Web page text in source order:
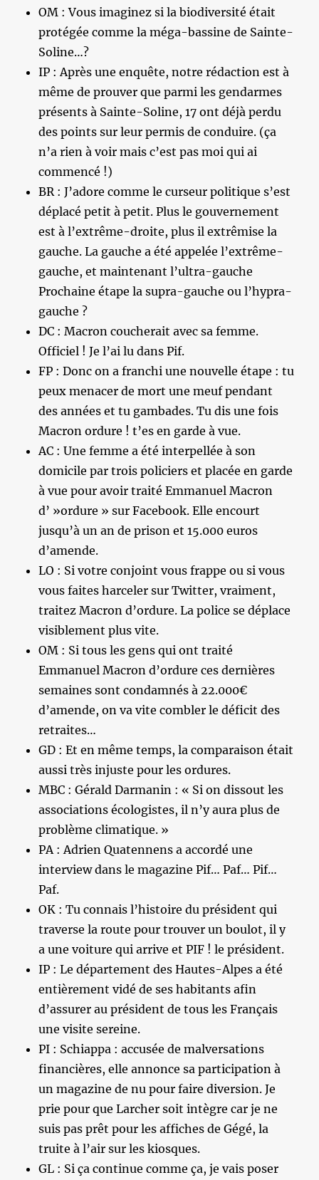
OM : Vous imaginez si la biodiversité était
protégée comme la méga-bassine de Sainte-
Soline…?
IP : Après une enquête, notre rédaction est à
même de prouver que parmi les gendarmes
présents à Sainte-Soline, 17 ont déjà perdu
des points sur leur permis de conduire. (ça
n’a rien à voir mais c’est pas moi qui ai
commencé !)
BR : J’adore comme le curseur politique s’est
déplacé petit à petit. Plus le gouvernement
est à l’extrême-droite, plus il extrêmise la
gauche. La gauche a été appelée l’extrême-
gauche, et maintenant l’ultra-gauche
Prochaine étape la supra-gauche ou l’hypra-
gauche ?
DC : Macron coucherait avec sa femme.
Officiel ! Je l’ai lu dans Pif.
FP : Donc on a franchi une nouvelle étape : tu
peux menacer de mort une meuf pendant
des années et tu gambades. Tu dis une fois
Macron ordure ! t’es en garde à vue.
AC : Une femme a été interpellée à son
domicile par trois policiers et placée en garde
à vue pour avoir traité Emmanuel Macron
d’ »ordure » sur Facebook. Elle encourt
jusqu’à un an de prison et 15.000 euros
d’amende.
LO : Si votre conjoint vous frappe ou si vous
vous faites harceler sur Twitter, vraiment,
traitez Macron d’ordure. La police se déplace
visiblement plus vite.
OM : Si tous les gens qui ont traité
Emmanuel Macron d’ordure ces dernières
semaines sont condamnés à 22.000€
d’amende, on va vite combler le déficit des
retraites…
GD : Et en même temps, la comparaison était
aussi très injuste pour les ordures.
MBC : Gérald Darmanin : « Si on dissout les
associations écologistes, il n’y aura plus de
problème climatique. »
PA : Adrien Quatennens a accordé une
interview dans le magazine Pif… Paf… Pif…
Paf.
OK : Tu connais l’histoire du président qui
traverse la route pour trouver un boulot, il y
a une voiture qui arrive et PIF ! le président.
IP : Le département des Hautes-Alpes a été
entièrement vidé de ses habitants afin
d’assurer au président de tous les Français
une visite sereine.
PI : Schiappa : accusée de malversations
financières, elle annonce sa participation à
un magazine de nu pour faire diversion. Je
prie pour que Larcher soit intègre car je ne
suis pas prêt pour les affiches de Gégé, la
truite à l’air sur les kiosques.
GL : Si ça continue comme ça, je vais poser